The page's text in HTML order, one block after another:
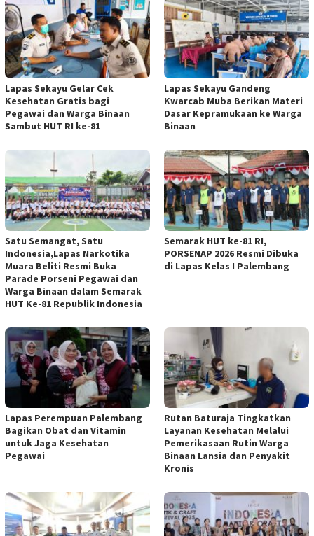
Lapas Sekayu Gelar Cek
Kesehatan Gratis bagi
Pegawai dan Warga Binaan
Sambut HUT RI ke-81
Lapas Sekayu Gandeng
Kwarcab Muba Berikan Materi
Dasar Kepramukaan ke Warga
Binaan
Satu Semangat, Satu
Indonesia,Lapas Narkotika
Muara Beliti Resmi Buka
Parade Porseni Pegawai dan
Warga Binaan dalam Semarak
HUT Ke-81 Republik Indonesia
Semarak HUT ke-81 RI,
PORSENAP 2026 Resmi Dibuka
di Lapas Kelas I Palembang
Lapas Perempuan Palembang
Bagikan Obat dan Vitamin
untuk Jaga Kesehatan
Pegawai
Rutan Baturaja Tingkatkan
Layanan Kesehatan Melalui
Pemerikasaan Rutin Warga
Binaan Lansia dan Penyakit
Kronis